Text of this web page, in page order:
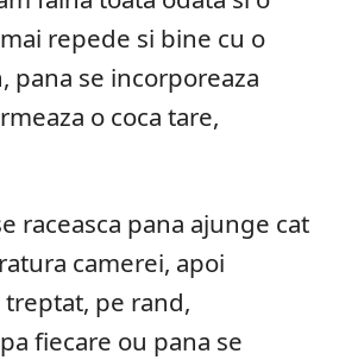
repede si bine cu o
pana se incorporeaza
o coca tare,
raceasca pana ajunge cat
camerei, apoi
pe rand,
fiecare ou pana se